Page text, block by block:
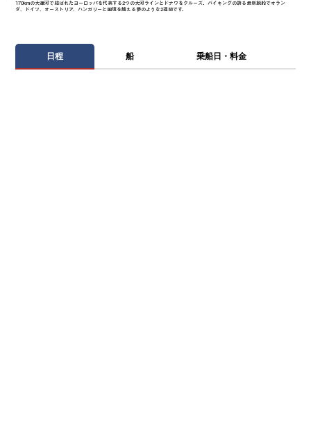
170kmの大運河で結ばれたヨーロッパを代表する2つの大河ラインとドナウをクルーズ。バイキングの誇る最新鋭船でオラン
ダ、ドイツ、オーストリア、ハンガリーと国境を越える夢のような2週間です。
日程 船 乗船日・料金